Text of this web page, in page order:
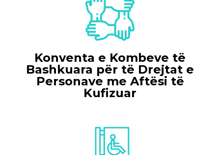
Konventa e Kombeve të
Bashkuara për të Drejtat e
Personave me Aftësi të
Kufizuar